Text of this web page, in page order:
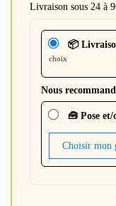
Livraison sous 24 à
📦
choix
Nous
🧰 Pose
Choisir mon